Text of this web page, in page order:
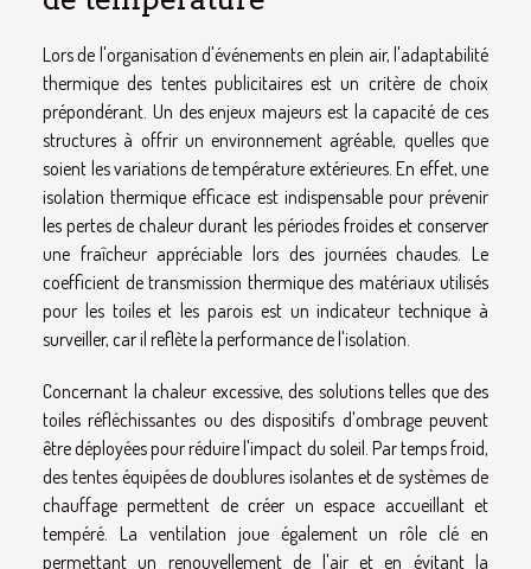
Lors de l'organisation d'événements en plein air, l'adaptabilité
thermique des tentes publicitaires est un critère de choix
prépondérant. Un des enjeux majeurs est la capacité de ces
structures à offrir un environnement agréable, quelles que
soient les variations de température extérieures. En effet, une
isolation thermique efficace est indispensable pour prévenir
les pertes de chaleur durant les périodes froides et conserver
une fraîcheur appréciable lors des journées chaudes. Le
coefficient de transmission thermique des matériaux utilisés
pour les toiles et les parois est un indicateur technique à
surveiller, car il reflète la performance de l'isolation.
Concernant la chaleur excessive, des solutions telles que des
toiles réfléchissantes ou des dispositifs d'ombrage peuvent
être déployées pour réduire l'impact du soleil. Par temps froid,
des tentes équipées de doublures isolantes et de systèmes de
chauffage permettent de créer un espace accueillant et
tempéré. La ventilation joue également un rôle clé en
permettant un renouvellement de l'air et en évitant la